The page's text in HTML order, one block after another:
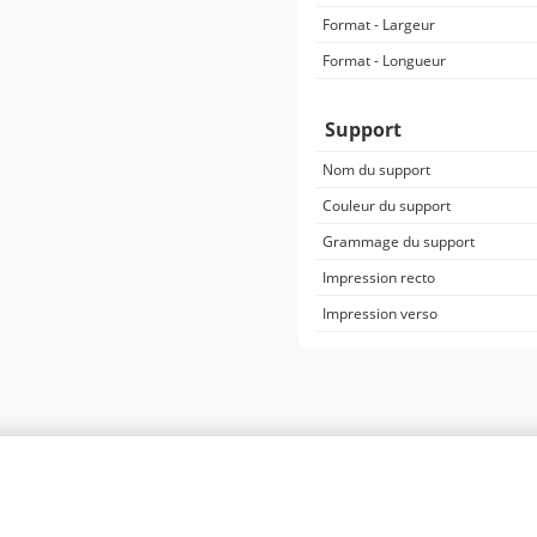
Format - Largeur
Format - Longueur
Support
Nom du support
Couleur du support
Grammage du support
Impression recto
Impression verso